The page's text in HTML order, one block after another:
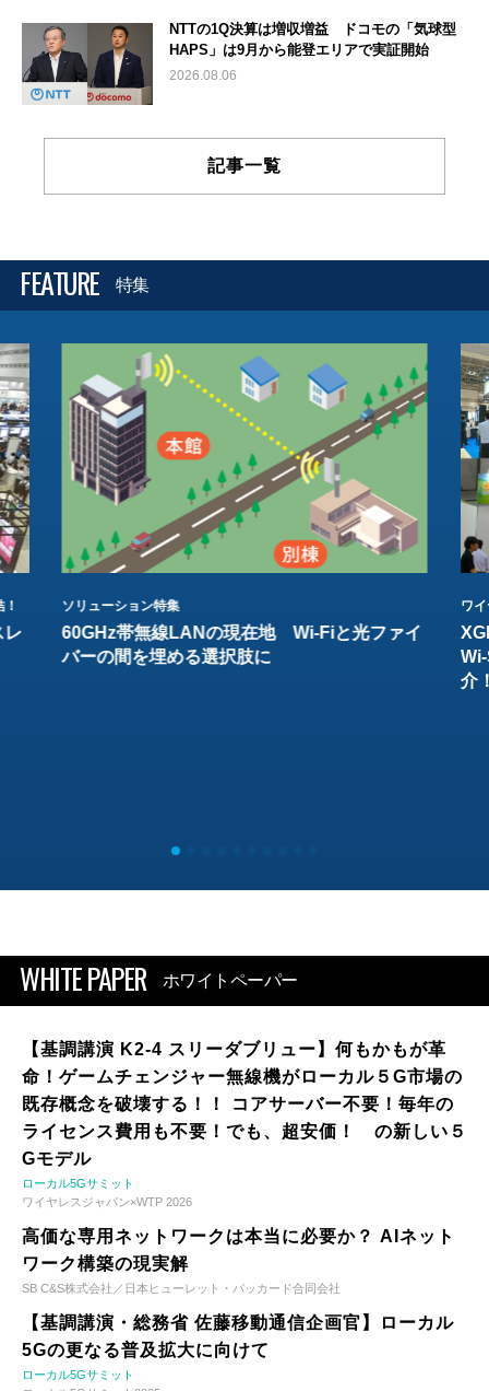
NTTの1Q決算は増収増益 ドコモの「気球型
HAPS」は9月から能登エリアで実証開始
2026.08.06
記事一覧
FEATURE 特集
レ
ソリューション特集
60GHz帯無線LANの現在地 Wi-Fiと光ファイ
バーの間を埋める選択肢に
ワ
介
WHITE PAPER ホワイトペーパー
【基調講演 K2-4 スリーダブリュー】何もかもが革
命！ゲームチェンジャー無線機がローカル５G市場の
既存概念を破壊する！！ コアサーバー不要！毎年の
ライセンス費用も不要！でも、超安価！ の新しい５
Gモデル
ローカル5Gサミット
ワイヤレスジャパン×WTP 2026
高価な専用ネットワークは本当に必要か？ AIネット
ワーク構築の現実解
SB C&S株式会社／日本ヒューレット・パッカード合同会社
【基調講演・総務省 佐藤移動通信企画官】ローカル
5Gの更なる普及拡大に向けて
ローカル5Gサミット